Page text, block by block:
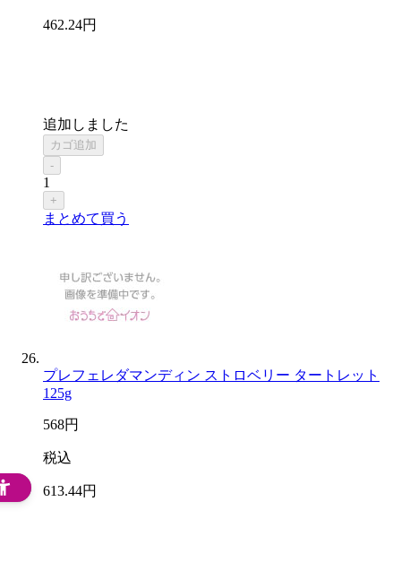
462.24円
追加しました
カゴ追加
-
1
+
まとめて買う
プレフェレダマンディン ストロベリー タートレット
125g
568円
税込
613.44円